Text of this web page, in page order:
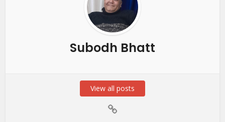
Subodh Bhatt
View all posts